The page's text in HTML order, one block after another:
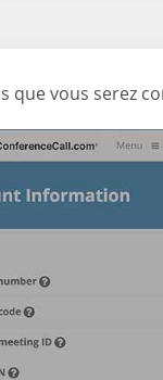
que vous serez